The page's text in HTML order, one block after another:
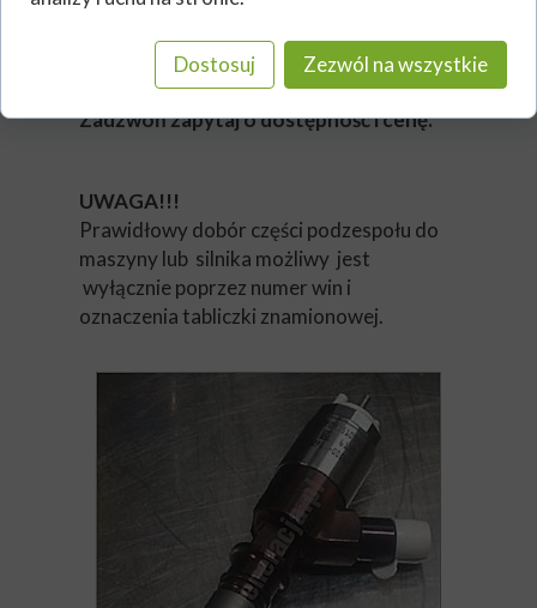
3674293, 2943030
Zadzwoń zapytaj o dostępność i cenę.
UWAGA!!!
Prawidłowy dobór części podzespołu do
maszyny lub silnika możliwy jest
wyłącznie poprzez numer win i
oznaczenia tabliczki znamionowej.
Dostosuj Zezwól na wszystkie